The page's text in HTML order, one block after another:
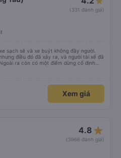
(331 đánh giá)
sạch sẽ và xe buýt không đầy người.
điều đó đã xảy ra, và người tài xế đã
ra còn có một điểm dừng cố định
Xem giá
4.8 star_rate
(3966 đánh giá)